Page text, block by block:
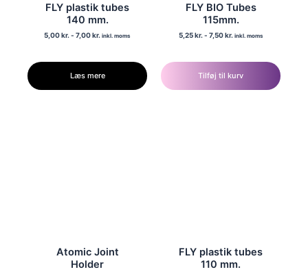
FLY plastik tubes
140 mm.
5,00kr. - 7,00kr. inkl. moms
Læs mere
FLY BIO Tubes
115mm.
5,25kr. - 7,50kr. inkl. moms
Tilføj til kurv
Atomic Joint
Holder
FLY plastik tubes
110 mm.